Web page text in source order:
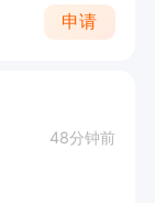
申请
48分钟前